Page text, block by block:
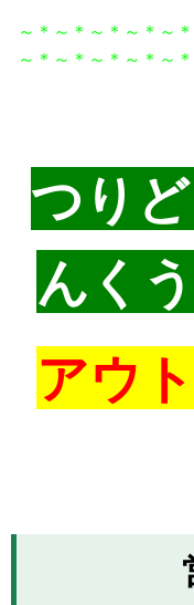
～＊～＊～＊～＊～
～＊～＊～＊～＊～
つり
んく
アウ